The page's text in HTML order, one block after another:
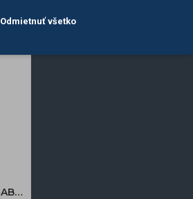
ZOBRAZENÉ
Kadernícky vozík GABBIANO FX11-E, čierny
Odmietnuť všetko